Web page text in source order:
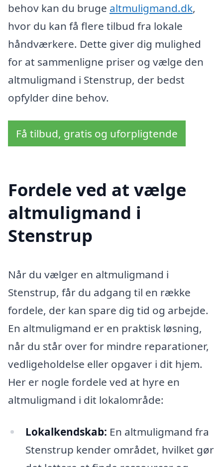
behov kan du bruge altmuligmand.dk,
hvor du kan få flere tilbud fra lokale
håndværkere. Dette giver dig mulighed
for at sammenligne priser og vælge den
altmuligmand i Stenstrup, der bedst
opfylder dine behov.
Få tilbud, gratis og uforpligtende
Fordele ved at vælge
altmuligmand i
Stenstrup
Når du vælger en altmuligmand i
Stenstrup, får du adgang til en række
fordele, der kan spare dig tid og arbejde.
En altmuligmand er en praktisk løsning,
når du står over for mindre reparationer,
vedligeholdelse eller opgaver i dit hjem.
Her er nogle fordele ved at hyre en
altmuligmand i dit lokalområde:
Lokalkendskab: En altmuligmand fra
Stenstrup kender området, hvilket gør